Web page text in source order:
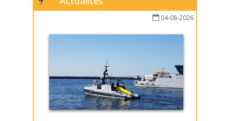
04-08-2026